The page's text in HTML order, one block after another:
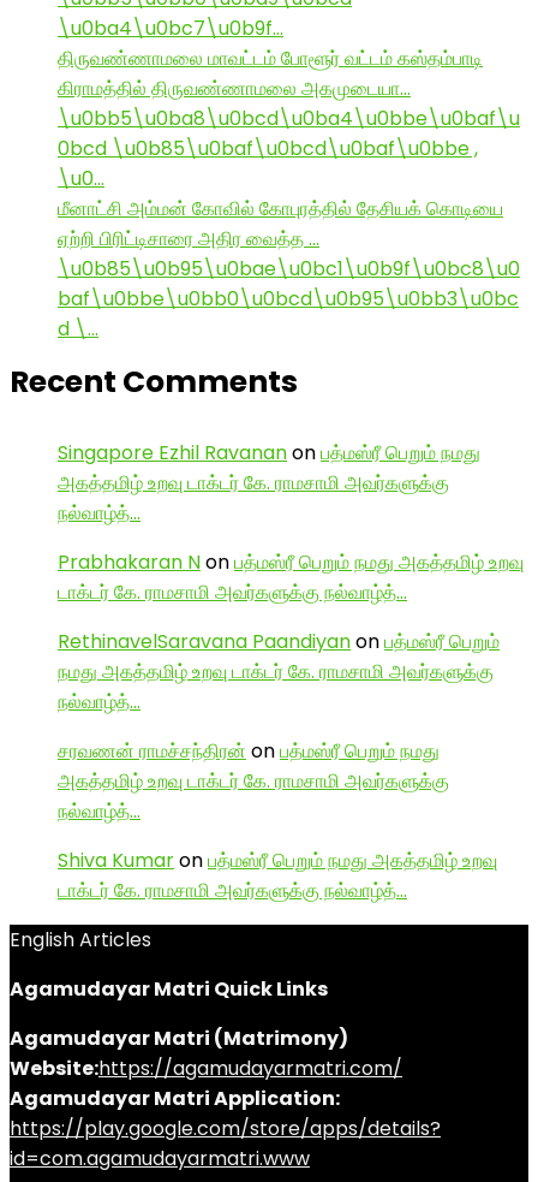
\u0ba4\u0bc7\u0b9f…
திருவண்ணாமலை மாவட்டம் போளூர் வட்டம் கஸ்தம்பாடி
கிராமத்தில் திருவண்ணாமலை அகமுடையா…
\u0bb5\u0ba8\u0bcd\u0ba4\u0bbe\u0baf\u
0bcd \u0b85\u0baf\u0bcd\u0baf\u0bbe ,
\u0…
மீனாட்சி அம்மன் கோவில் கோபுரத்தில் தேசியக் கொடியை
ஏற்றி பிரிட்டிசாரை அதிர வைத்த …
\u0b85\u0b95\u0bae\u0bc1\u0b9f\u0bc8\u0
baf\u0bbe\u0bb0\u0bcd\u0b95\u0bb3\u0bc
d \…
Recent Comments
Singapore Ezhil Ravananonபத்மஸ்ரீ பெறும் நமது
அகத்தமிழ் உறவு டாக்டர் கே. ராமசாமி அவர்களுக்கு
நல்வாழ்த்…
Prabhakaran Nonபத்மஸ்ரீ பெறும் நமது அகத்தமிழ் உறவு
டாக்டர் கே. ராமசாமி அவர்களுக்கு நல்வாழ்த்…
RethinavelSaravana Paandiyanonபத்மஸ்ரீ பெறும்
நமது அகத்தமிழ் உறவு டாக்டர் கே. ராமசாமி அவர்களுக்கு
நல்வாழ்த்…
சரவணன் ராமச்சந்திரன் onபத்மஸ்ரீ பெறும் நமது
அகத்தமிழ் உறவு டாக்டர் கே. ராமசாமி அவர்களுக்கு
நல்வாழ்த்…
Shiva Kumaronபத்மஸ்ரீ பெறும் நமது அகத்தமிழ் உறவு
டாக்டர் கே. ராமசாமி அவர்களுக்கு நல்வாழ்த்…
English Articles
Agamudayar Matri Quick Links
Agamudayar Matri (Matrimony)
Website:https://agamudayarmatri.com/
Agamudayar Matri Application:
https://play.google.com/store/apps/details?
id=com.agamudayarmatri.www